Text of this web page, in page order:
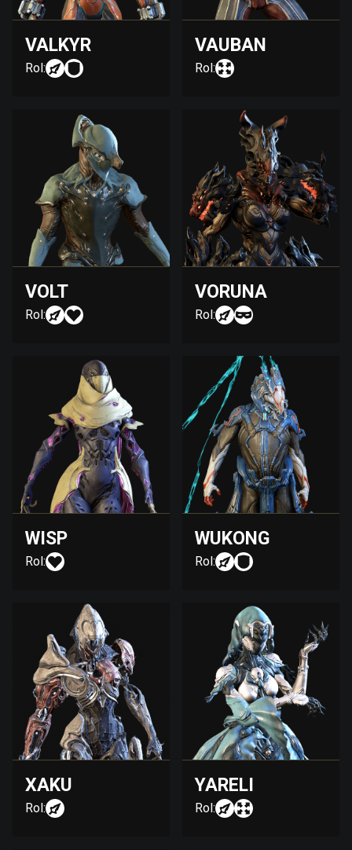
VALKYR
Rol:
VAUBAN
Rol:
VOLT
Rol:
VORUNA
Rol:
WISP
Rol:
WUKONG
Rol:
XAKU
Rol:
YARELI
Rol: